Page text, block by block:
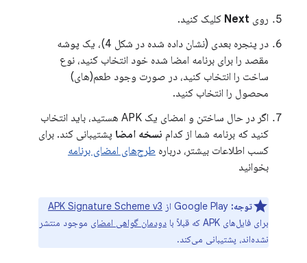
روی Next کلیک کنید.
در پنجره بعدی (نشان داده شده در شکل 4)، یک پوشه
مقصد را برای برنامه امضا شده خود انتخاب کنید، نوع
ساخت را انتخاب کنید، در صورت وجود طعم(های)
محصول را انتخاب کنید.
اگر در حال ساختن و امضای یک APK هستید، باید انتخاب
کنید که برنامه شما از کدام نسخه امضا پشتیبانی کند. برای
کسب اطلاعات بیشتر، درباره طرح‌های امضای برنامه
بخوانید
توجه: Google Play از
APK Signature Scheme v3
برای فایل‌های APK که قبلاً با
دودمان گواهی امضای موجود منتشر
نشده‌اند، پشتیبانی می‌کند.